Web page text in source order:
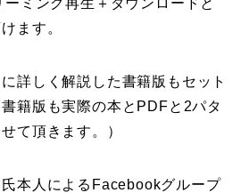
ミング再生＋ダウンロードと
ます。
詳しく解説した書籍版もセット
籍版も実際の本とPDFと2パタ
て頂きます。）
本人によるFacebookグループ